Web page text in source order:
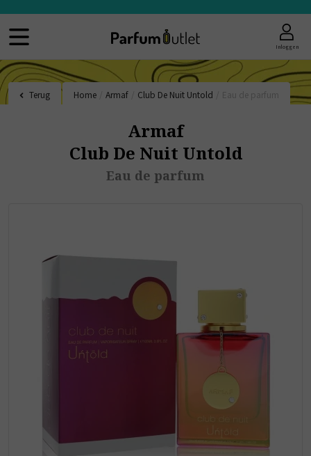
Inloggen
Terug Home Armaf Club De Nuit Untold
Armaf
Club De Nuit Untold
Eau de parfum